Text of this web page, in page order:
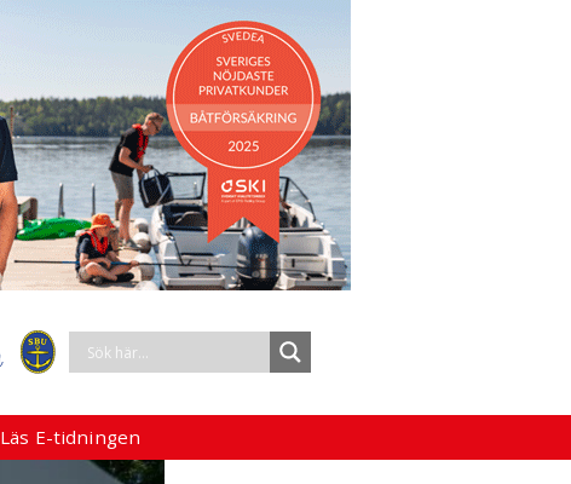
Läs E-tidningen